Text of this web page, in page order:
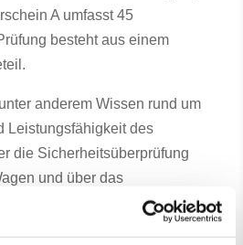
A umfasst 45
besteht aus einem
anderem Wissen rund um
Leistungsfähigkeit des
die Sicherheitsüberprüfung
und über das
im Straßenverkehr und